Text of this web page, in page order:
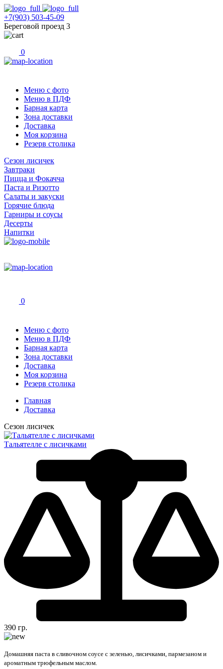
+7(903) 503-45-09
Береговой проезд 3
0
Меню с фото
Меню в ПДФ
Барная карта
Зона доставки
Доставка
Моя корзина
Резерв столика
Сезон лисичек
Завтраки
Пицца и Фокачча
Паста и Ризотто
Салаты и закуски
Горячие блюда
Гарниры и соусы
Десерты
Напитки
0
Меню с фото
Меню в ПДФ
Барная карта
Зона доставки
Доставка
Моя корзина
Резерв столика
Главная
Доставка
Сезон лисичек
Тальятелле с лисичками
390 гр.
Домашняя паста в сливочном соусе с зеленью, лисичками, пармезаном и
ароматным трюфельным маслом.